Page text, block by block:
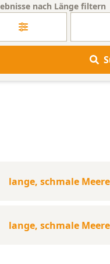
nach Länge filtern
lange, schmale
lange, schmale